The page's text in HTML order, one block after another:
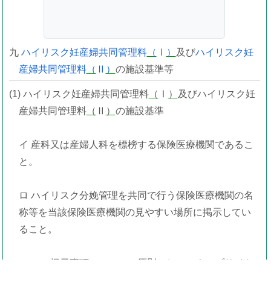
九 ハイリスク妊産婦共同管理料（ Ⅰ ） 及びハイリスク妊
産婦共同管理料（ Ⅱ ） の施設基準等
(1) ハイリスク妊産婦共同管理料（ Ⅰ ）
及びハイリスク妊
産婦共同管理料（ Ⅱ ） の施設基準
イ 産科又は産婦人科を標榜する保険医療機関であるこ
と。
ロ ハイリスク分娩管理を共同で行う保険医療機関の名
称等を当該保険医療機関の見やすい場所に掲示してい
ること。
ハ ロの掲示事項について、原則として、ウェブサイト